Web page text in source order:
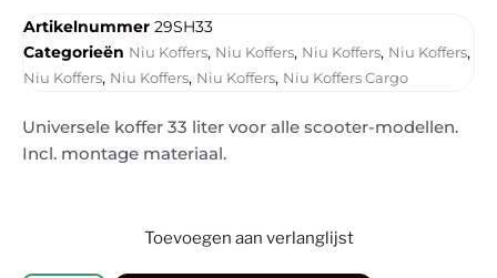
Artikelnummer 29SH33
Categorieën Niu Koffers, Niu Koffers, Niu Koffers, Niu Koffers,
Niu Koffers, Niu Koffers, Niu Koffers, Niu Koffers Cargo
Universele koffer 33 liter voor alle scooter-modellen.
Incl. montage materiaal.
Toevoegen aan verlanglijst